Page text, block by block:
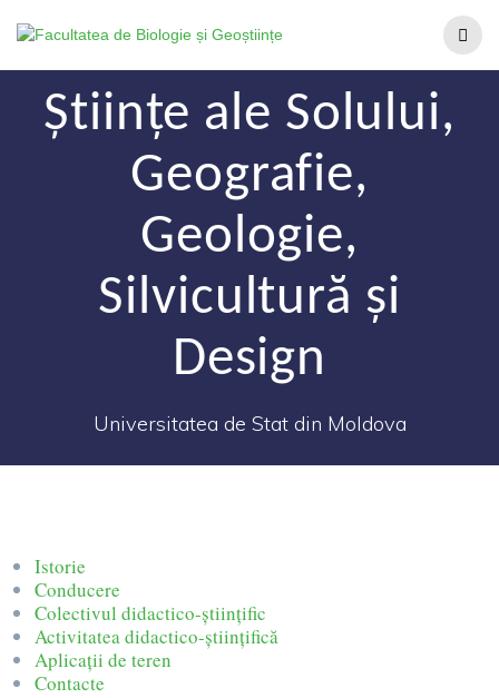
Științe ale Solului,
Geografie,
Geologie,
Silvicultură și
Design
Universitatea de Stat din Moldova
Istorie
Conducere
Colectivul didactico-științific
Activitatea didactico-științifică
Aplicații de teren
Contacte